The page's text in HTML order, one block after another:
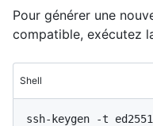
Pour générer une
compatible, exécutez
Shell
ssh-keygen -t